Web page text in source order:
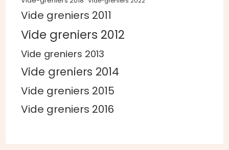
Vide greniers 2011
Vide greniers 2012
Vide greniers 2013
Vide greniers 2014
Vide greniers 2015
Vide greniers 2016